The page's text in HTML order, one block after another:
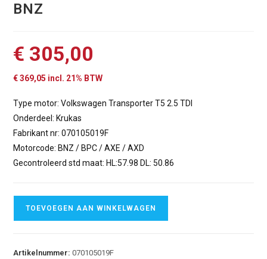
BNZ
€ 305,00
€369,05 incl. 21% BTW
Type motor: Volkswagen Transporter T5 2.5 TDI
Onderdeel: Krukas
Fabrikant nr: 070105019F
Motorcode: BNZ / BPC / AXE / AXD
Gecontroleerd std maat: HL:57.98 DL: 50.86
TOEVOEGEN AAN WINKELWAGEN
Artikelnummer:070105019F